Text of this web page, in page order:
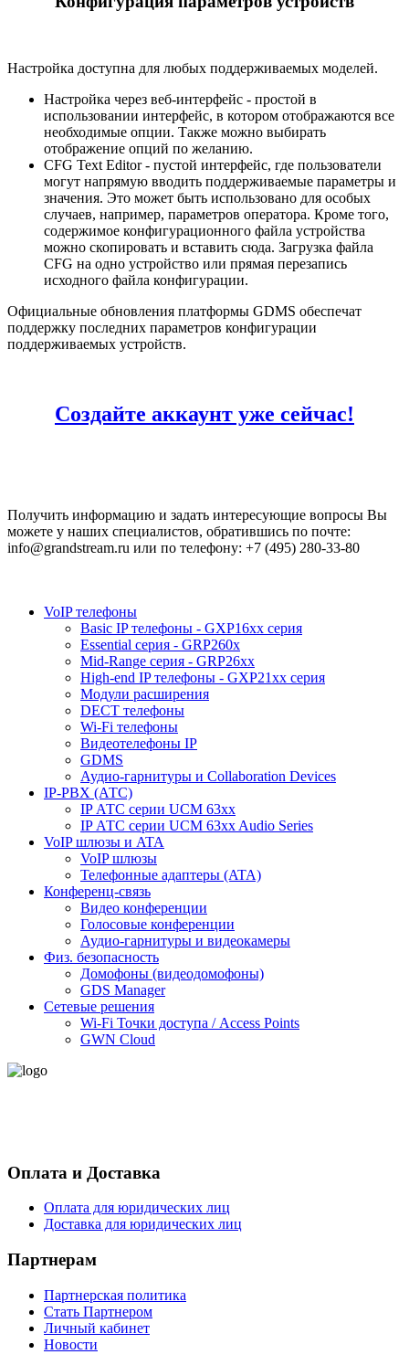
Настройка доступна для любых поддерживаемых моделей.
Настройка через веб-интерфейс - простой в
использовании интерфейс, в котором отображаются все
необходимые опции. Также можно выбирать
отображение опций по желанию.
CFG Text Editor - пустой интерфейс, где пользователи
могут напрямую вводить поддерживаемые параметры и
значения. Это может быть использовано для особых
случаев, например, параметров оператора. Кроме того,
содержимое конфигурационного файла устройства
можно скопировать и вставить сюда. Загрузка файла
CFG на одно устройство или прямая перезапись
исходного файла конфигурации.
Официальные обновления платформы GDMS обеспечат
поддержку последних параметров конфигурации
поддерживаемых устройств.
Создайте аккаунт уже сейчас!
Получить информацию и задать интересующие вопросы Вы
можете у наших специалистов, обратившись по почте:
info@grandstream.ru или по телефону: +7 (495) 280-33-80
VoIP телефоны
Basic IP телефоны - GXP16хх серия
Essential серия - GRP260x
Mid-Range серия - GRP26xx
High-end IP телефоны - GXP21хх серия
Модули расширения
DECT телефоны
Wi-Fi телефоны
Видеотелефоны IP
GDMS
Аудио-гарнитуры и Collaboration Devices
IP-PBX (АТС)
IP АТС серии UCM 63xx
IP АТС серии UCM 63xx Audio Series
VoIP шлюзы и ATA
VoIP шлюзы
Телефонные адаптеры (ATA)
Конференц-связь
Видео конференции
Голосовые конференции
Аудио-гарнитуры и видеокамеры
Физ. безопасность
Домофоны (видеодомофоны)
GDS Manager
Сетевые решения
Wi-Fi Точки доступа / Access Points
GWN Cloud
Оплата и Доставка
Оплата для юридических лиц
Доставка для юридических лиц
Партнерам
Партнерская политика
Стать Партнером
Личный кабинет
Новости